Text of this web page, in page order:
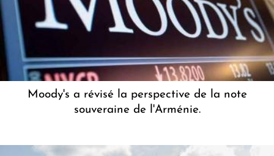
Moody's a révisé la perspective de la note
souveraine de l'Arménie.